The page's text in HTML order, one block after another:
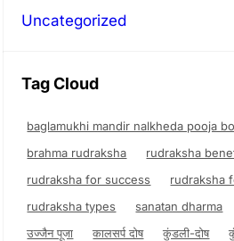
Uncategorized
Tag Cloud
baglamukhi mandir nalkheda pooja
brahma rudraksha
rudraksha
rudraksha for success
rudraksha
rudraksha types
sanatan dharma
उज्जैन पूजा
कालसर्प दोष कुंडली-दोष